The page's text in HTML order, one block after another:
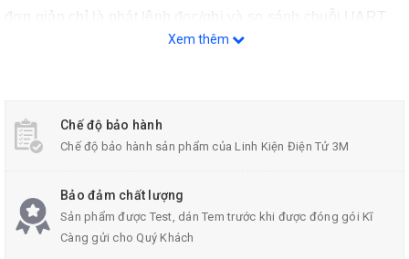
đơn giản chỉ là phát lệnh đọc/ghi và so sánh chuỗi UART
nên rất dễ sử dụng và lập trình.Cảm biến nhận dạng vân tay
học,...
Xem thêm
Chế độ bảo hành
Chế độ bảo hành sản phẩm của Linh Kiện Điện Tử 3M
Bảo đảm chất lượng
Sản phẩm được Test, dán Tem trước khi được đóng gói Kĩ
Càng gửi cho Quý Khách